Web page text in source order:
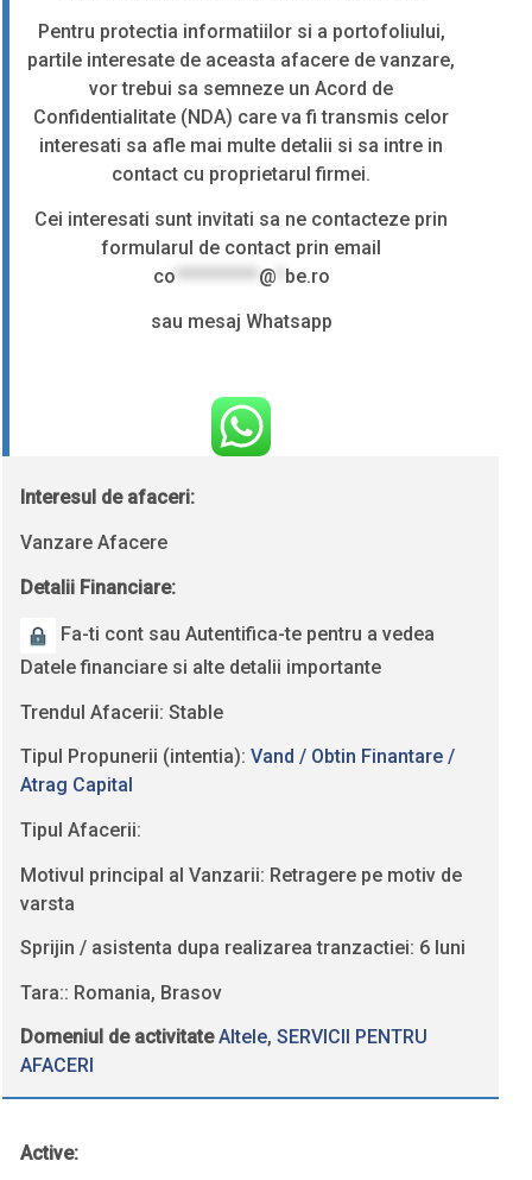
Pentru protectia informatiilor si a portofoliului,
partile interesate de aceasta afacere de vanzare,
vor trebui sa semneze un Acord de
Confidentialitate (NDA) care va fi transmis celor
interesati sa afle mai multe detalii si sa intre in
contact cu proprietarul firmei.
Cei interesati sunt invitati sa ne contacteze prin
formularul de contact prin email
co ********** @ be.ro
sau mesaj Whatsapp
Interesul de afaceri:
Vanzare Afacere
Detalii Financiare:
Fa-ti cont sau Autentifica-te pentru a vedea
Datele financiare si alte detalii importante
Trendul Afacerii: Stable
Tipul Propunerii (intentia): Vand / Obtin Finantare /
Atrag Capital
Tipul Afacerii:
Motivul principal al Vanzarii: Retragere pe motiv de
varsta
Sprijin / asistenta dupa realizarea tranzactiei: 6 luni
Tara:: Romania, Brasov
Domeniul de activitate Altele, SERVICII PENTRU
AFACERI
Active: